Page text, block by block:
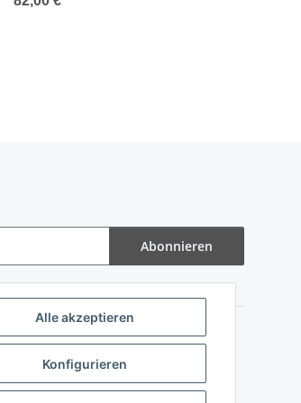
Alle akzeptieren
Konfigurieren
Abonnieren